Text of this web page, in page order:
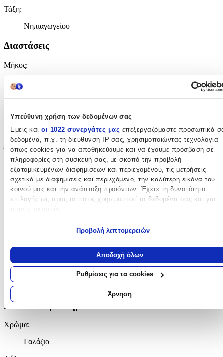
Υπεύθυνη χρήση των δεδομένων σας
Εμείς και οι 1022 συνεργάτες μας επεξεργαζόμαστε προσωπικά
δεδομένα, π.χ. τη διεύθυνση IP σας, χρησιμοποιώντας τεχνολογία
όπως cookies για να αποθηκεύουμε και να έχουμε πρόσβαση σε
πληροφορίες στη συσκευή σας, με σκοπό την προβολή
εξατομικευμένων διαφημίσεων και περιεχομένου, τις μετρήσεις
σχετικά με διαφημίσεις και περιεχόμενο, την καλύτερη εικόνα του
κοινού μας και την ανάπτυξη προϊόντων. Έχετε τη δυνατότητα
επιλογής ως προς το ποιος χρησιμοποιεί τα δεδομένα σας και για
Εάν μας επιτρέπετε, θα θέλαμε επίσης:
τοποθεσία, οι οποίες μπορεί να είναι ακριβείς σε απόσταση
Να αναγνωρίσουμε τη συσκευή σας σαρώνοντας ενεργά για
συγκεκριμένα χαρακτηριστικά (δακτυλικό αποτύπωμα)
Μάθετε περισσότερα σχετικά με τον τρόπο επεξεργασίας των
προσωπικών σας δεδομένων και καθορίστε τις προτιμήσεις σας
ενότητα “Λεπτομέρειες”. Μπορείτε να αλλάξετε ή να
τη συγκατάθεσή σας ανά πάσα στιγμή από τη Δήλωση Cookies.
Χρησιμοποιούμε cookies ώστε η τοποθεσία μας να λειτουργεί
Προβολή λεπτομερειών
Αποδοχή όλων
Ρυθμίσεις για τα cookies
Άρνηση
Τάξη:
Νηπιαγωγείου
Διαστάσεις
Μήκος:
cm
cm
Ύψος:
31
cm
Χαρακτηριστικά
Κατασκευαστής:
Trixie
Βασικά Χαρακτηριστικά
Χρώμα:
Γαλάζιο